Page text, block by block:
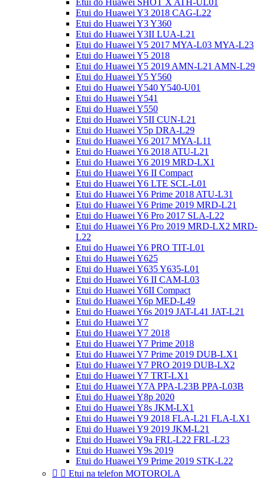
Etui do Huawei SHOT X ATH-UL01
Etui do Huawei Y3 2018 CAG-L22
Etui do Huawei Y3 Y360
Etui do Huawei Y3II LUA-L21
Etui do Huawei Y5 2017 MYA-L03 MYA-L23
Etui do Huawei Y5 2018
Etui do Huawei Y5 2019 AMN-L21 AMN-L29
Etui do Huawei Y5 Y560
Etui do Huawei Y540 Y540-U01
Etui do Huawei Y541
Etui do Huawei Y550
Etui do Huawei Y5II CUN-L21
Etui do Huawei Y5p DRA-L29
Etui do Huawei Y6 2017 MYA-L11
Etui do Huawei Y6 2018 ATU-L21
Etui do Huawei Y6 2019 MRD-LX1
Etui do Huawei Y6 II Compact
Etui do Huawei Y6 LTE SCL-L01
Etui do Huawei Y6 Prime 2018 ATU-L31
Etui do Huawei Y6 Prime 2019 MRD-L21
Etui do Huawei Y6 Pro 2017 SLA-L22
Etui do Huawei Y6 Pro 2019 MRD-LX2 MRD-
L22
Etui do Huawei Y6 PRO TIT-L01
Etui do Huawei Y625
Etui do Huawei Y635 Y635-L01
Etui do Huawei Y6 II CAM-L03
Etui do Huawei Y6II Compact
Etui do Huawei Y6p MED-L49
Etui do Huawei Y6s 2019 JAT-L41 JAT-L21
Etui do Huawei Y7
Etui do Huawei Y7 2018
Etui do Huawei Y7 Prime 2018
Etui do Huawei Y7 Prime 2019 DUB-LX1
Etui do Huawei Y7 PRO 2019 DUB-LX2
Etui do Huawei Y7 TRT-LX1
Etui do Huawei Y7A PPA-L23B PPA-L03B
Etui do Huawei Y8p 2020
Etui do Huawei Y8s JKM-LX1
Etui do Huawei Y9 2018 FLA-L21 FLA-LX1
Etui do Huawei Y9 2019 JKM-L21
Etui do Huawei Y9a FRL-L22 FRL-L23
Etui do Huawei Y9s 2019
Etui do Huawei Y9 Prime 2019 STK-L22
  Etui na telefon MOTOROLA